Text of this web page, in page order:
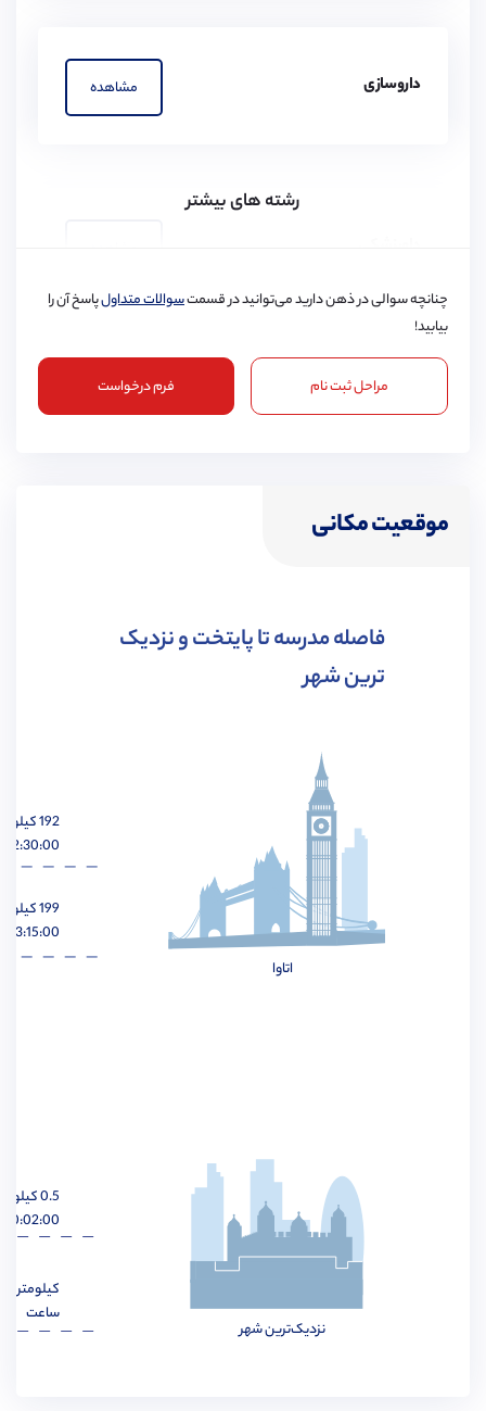
داروسازی مشاهده
پرستاری مشاهده
مهندسی عمران
مهندسی مواد
رشته های بیشتر
چنانچه سوالی در ذهن دارید می‌توانید در قسمتسوالات متداولپاسخ آن را
بیابید!
مراحل ثبت نام فرم درخواست
موقعیت مکانی
فاصله مدرسه تا پایتخت و نزدیک
ترین شهر
اتاوا
نزدیک‌ترین شهر
192 کیلومتر
02:30:00 ساعت
199 کیلومتر
03:15:00 ساعت
0.5 کیلومتر
00:02:00 ساعت
کیلومتر
ساعت